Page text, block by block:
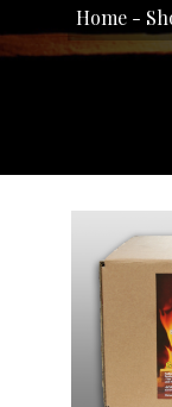
Home -